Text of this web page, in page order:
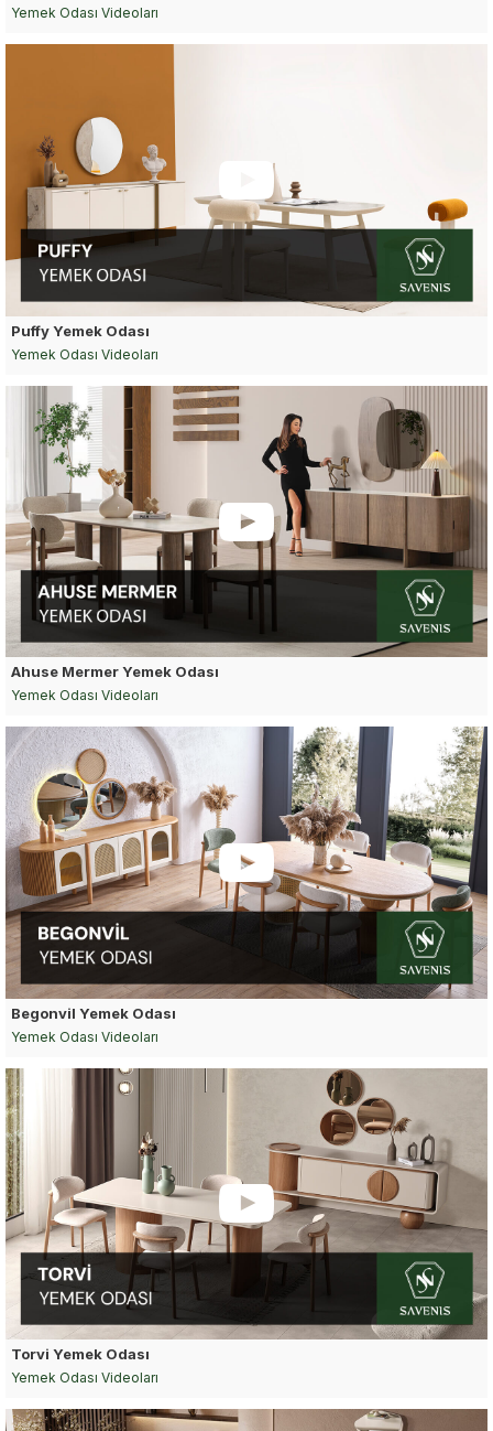
Yemek Odası Videoları
Puffy Yemek Odası
Yemek Odası Videoları
Ahuse Mermer Yemek Odası
Yemek Odası Videoları
Begonvil Yemek Odası
Yemek Odası Videoları
Torvi Yemek Odası
Yemek Odası Videoları